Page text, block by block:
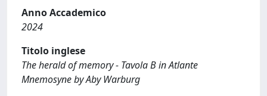
Anno Accademico
2024
Titolo inglese
The herald of memory - Tavola B in Atlante
Mnemosyne by Aby Warburg